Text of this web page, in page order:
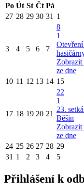
Po Út St Čt Pá
27 28 29 30 31 1
3 4 5 6 7
8
1
Zobrazit
ze dne
10 11 12 13 14 15
17 18 19 20 21
22
1
23.
Běšin
Zobrazit
ze dne
24 25 26 27 28 29
31 1 2 3 4 5
Přihlášení k